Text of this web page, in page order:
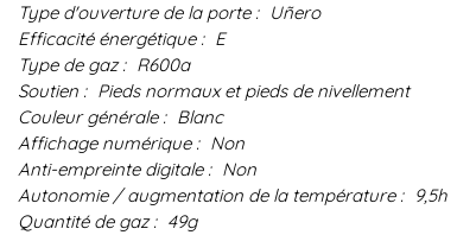
Type d'ouverture de la porte : Uñero
Efficacité énergétique : E
Type de gaz : R600a
Soutien : Pieds normaux et pieds de nivellement
Couleur générale : Blanc
Affichage numérique : Non
Anti-empreinte digitale : Non
Autonomie / augmentation de la température : 9,5h
Quantité de gaz : 49g